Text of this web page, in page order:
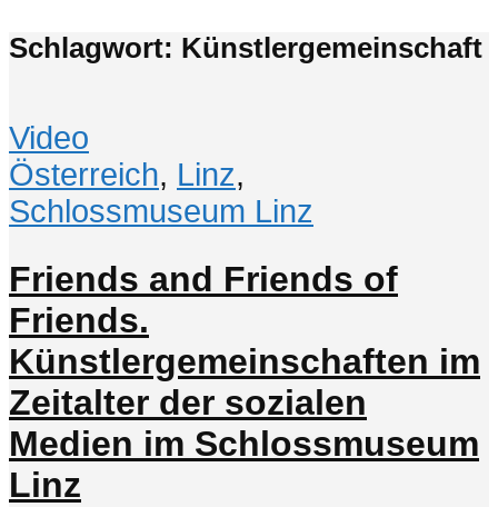
Schlagwort: Künstlergemeinschaft
Video
Österreich, Linz,
Schlossmuseum Linz
Friends and Friends of
Friends.
Künstlergemeinschaften im
Zeitalter der sozialen
Medien im Schlossmuseum
Linz